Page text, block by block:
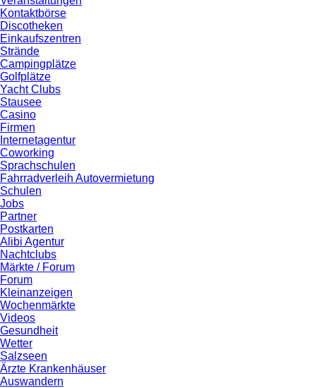
Kontaktbörse
Discotheken
Einkaufszentren
Strände
Campingplätze
Golfplätze
Yacht Clubs
Stausee
Casino
Firmen
Internetagentur
Coworking
Sprachschulen
Fahrradverleih Autovermietung
Schulen
Jobs
Partner
Postkarten
Alibi Agentur
Nachtclubs
Märkte / Forum
Forum
Kleinanzeigen
Wochenmärkte
Videos
Gesundheit
Wetter
Salzseen
Ärzte Krankenhäuser
Auswandern